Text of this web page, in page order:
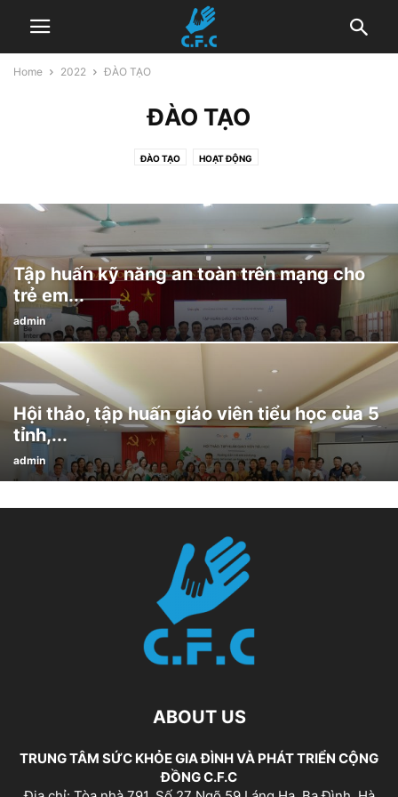
Home 2022 ĐÀO TẠO
ĐÀO TẠO
ĐÀO TẠO HOẠT ĐỘNG
Tập huấn kỹ năng an toàn trên mạng cho
trẻ em...
admin
Hội thảo, tập huấn giáo viên tiểu học của 5
tỉnh,...
admin
ABOUT US
TRUNG TÂM SỨC KHỎE GIA ĐÌNH VÀ PHÁT TRIỂN CỘNG
ĐỒNG C.F.C